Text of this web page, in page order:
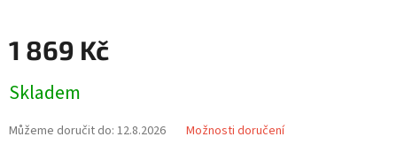
1 869 Kč
cena:
Skladem
Můžeme doručit do: 12.8.2026 Možnosti doručení